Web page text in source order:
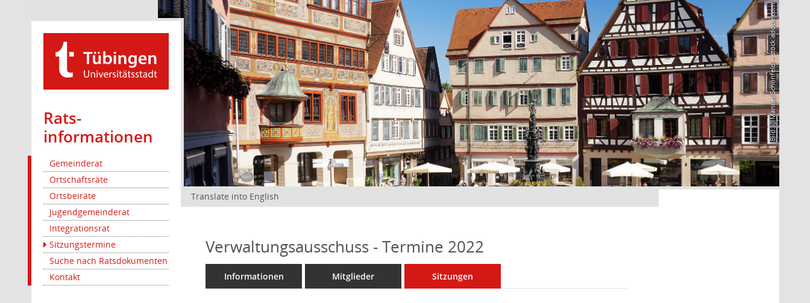
Rats­
informationen
Gemeinderat
Ortschaftsräte
Ortsbeiräte
Jugendgemeinderat
Integrationsrat
Sitzungstermine
Suche nach Ratsdokumenten
Kontakt
Bild: @Manuel Schönfeld – stock.adobe.com
Translate into English
Verwaltungsausschuss - Termine 2022
Informationen Mitglieder Sitzungen